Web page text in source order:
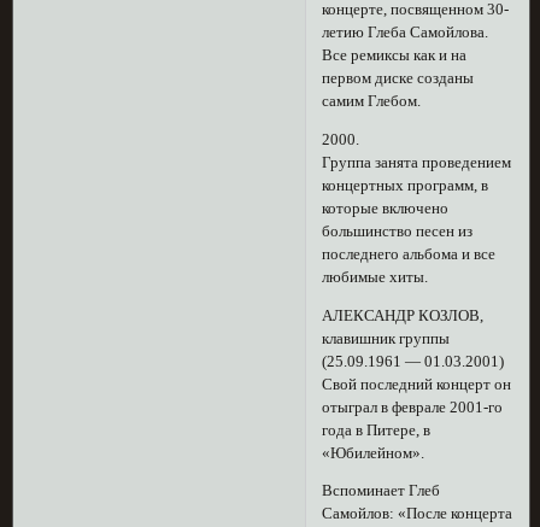
концерте, посвященном 30-
летию Глеба Самойлова.
Все ремиксы как и на
первом диске созданы
самим Глебом.
2000.
Группа занята проведением
концертных программ, в
которые включено
большинство песен из
последнего альбома и все
любимые хиты.
АЛЕКСАНДР КОЗЛОВ,
клавишник группы
(25.09.1961 — 01.03.2001)
Свой последний концерт он
отыграл в феврале 2001-го
года в Питере, в
«Юбилейном».
Вспоминает Глеб
Самойлов: «После концерта